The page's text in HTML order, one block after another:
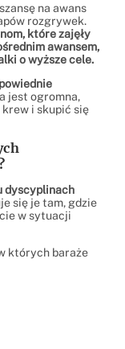
na awans
rozgrywek.
które zajęły
awansem,
o wyższe cele.
jest ogromna,
i skupić się
dyscyplinach
się je tam, gdzie
w sytuacji
których baraże